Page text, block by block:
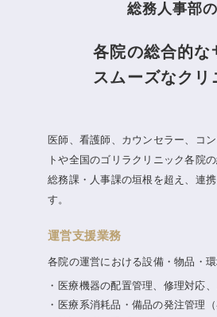
総務人事部
各院の総合的な
スムーズなクリ
医師、看護師、カウンセラー、コ
トや全国のゴリラクリニック各院
総務課・人事課の垣根を超え、連
す。
運営支援業務
各院の運営における設備・物品・環
医療機器の配置管理、修理対応
医療系消耗品・備品の発注管理